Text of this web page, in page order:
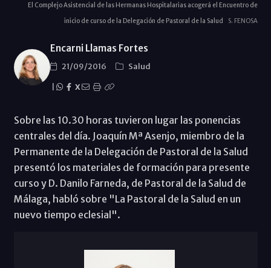
El Complejo Asistencial de las Hermanas Hospitalarias acogerá el Encuentro de
inicio de curso de la Delegación de Pastoral de la Salud
S. FENOSA
Encarni Llamas Fortes
21/09/2016
Salud
X
Sobre las 10.30 horas tuvieron lugar las ponencias
centrales del día. Joaquín Mª Asenjo, miembro de la
Permanente de la Delegación de Pastoral de la Salud
presentó los materiales de formación para presente
curso y D. Danilo Farneda, de Pastoral de la Salud de
Málaga, habló sobre "La Pastoral de la Salud en un
nuevo tiempo eclesial".